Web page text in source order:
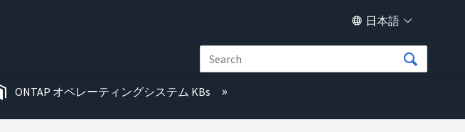
日本語
ONTAP オペレーティングシステム KBs